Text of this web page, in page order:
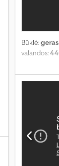
Būklė:
valandos: